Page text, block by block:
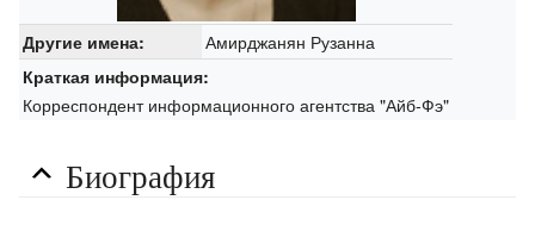
Другие имена: Амирджанян Рузанна
Краткая информация:
Корреспондент информационного агентства "Айб-Фэ"
Биография